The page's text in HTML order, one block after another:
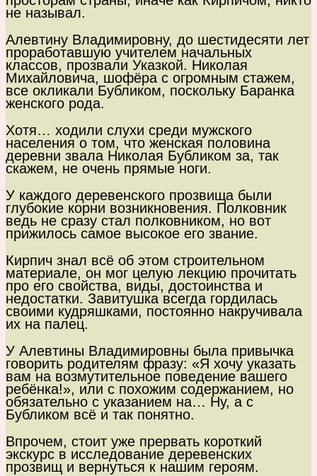
не называл.
Алевтину Владимировну, до шестидесяти лет
проработавшую учителем начальных
классов, прозвали Указкой. Николая
Михайловича, шофёра с огромным стажем,
все окликали Бубликом, поскольку Баранка
женского рода.
Хотя… ходили слухи среди мужского
населения о том, что женская половина
деревни звала Николая Бубликом за, так
скажем, не очень прямые ноги.
У каждого деревенского прозвища были
глубокие корни возникновения. Полковник
ведь не сразу стал полковником, но вот
прижилось самое высокое его звание.
Кирпич знал всё об этом строительном
материале, он мог целую лекцию прочитать
про его свойства, виды, достоинства и
недостатки. Завитушка всегда гордилась
своими кудряшками, постоянно накручивала
их на палец.
У Алевтины Владимировны была привычка
говорить родителям фразу: «Я хочу указать
вам на возмутительное поведение вашего
ребёнка!», или с похожим содержанием, но
обязательно с указанием на… Ну, а с
Бубликом всё и так понятно.
Впрочем, стоит уже прервать короткий
экскурс в исследование деревенских
прозвищ и вернуться к нашим героям.